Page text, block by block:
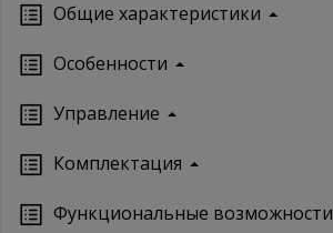
Oбщие характеристики
Особенности
Управление
Кoмплектация
Функциональные возможности